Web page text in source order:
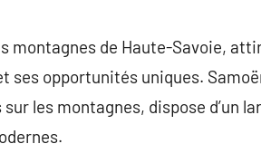
montagnes de Haute-Savoie,
opportunités uniques.
les montagnes, dispose d’un